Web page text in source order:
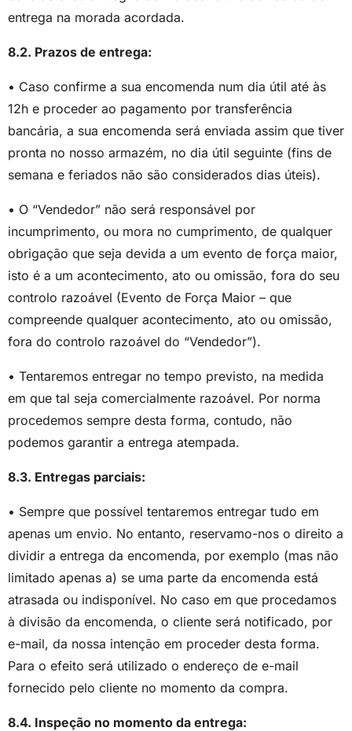
entrega na morada acordada.
8.2. Prazos de entrega:
• Caso confirme a sua encomenda num dia útil até às
12h e proceder ao pagamento por transferência
bancária, a sua encomenda será enviada assim que tiver
pronta no nosso armazém, no dia útil seguinte (fins de
semana e feriados não são considerados dias úteis).
• O “Vendedor” não será responsável por
incumprimento, ou mora no cumprimento, de qualquer
obrigação que seja devida a um evento de força maior,
isto é a um acontecimento, ato ou omissão, fora do seu
controlo razoável (Evento de Força Maior – que
compreende qualquer acontecimento, ato ou omissão,
fora do controlo razoável do “Vendedor”).
• Tentaremos entregar no tempo previsto, na medida
em que tal seja comercialmente razoável. Por norma
procedemos sempre desta forma, contudo, não
podemos garantir a entrega atempada.
8.3. Entregas parciais:
• Sempre que possível tentaremos entregar tudo em
apenas um envio. No entanto, reservamo-nos o direito a
dividir a entrega da encomenda, por exemplo (mas não
limitado apenas a) se uma parte da encomenda está
atrasada ou indisponível. No caso em que procedamos
à divisão da encomenda, o cliente será notificado, por
e-mail, da nossa intenção em proceder desta forma.
Para o efeito será utilizado o endereço de e-mail
fornecido pelo cliente no momento da compra.
8.4. Inspeção no momento da entrega: